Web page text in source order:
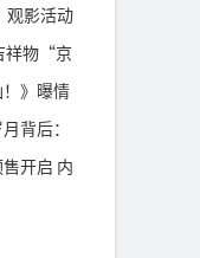
观影活动
祥物“京
》曝情
背后：
开启 内